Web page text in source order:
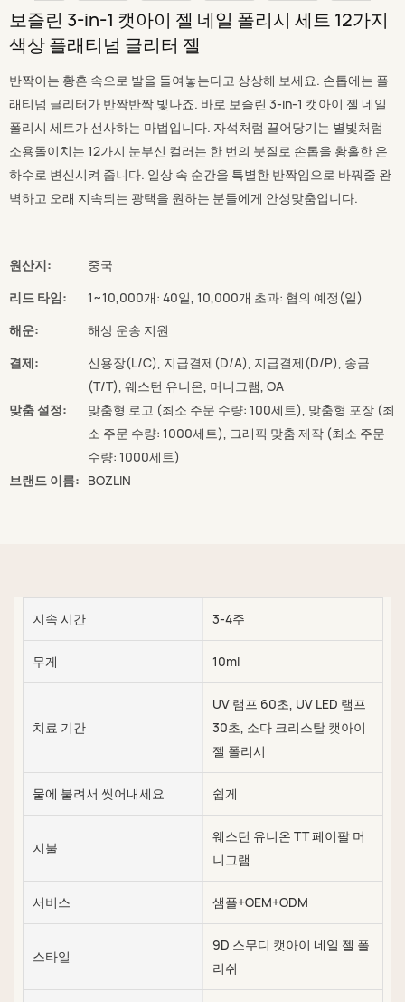
보즐린 3-in-1 캣아이 젤 네일 폴리시 세트 12가지
색상 플래티넘 글리터 젤
반짝이는 황혼 속으로 발을 들여놓는다고 상상해 보세요. 손톱에는 플
래티넘 글리터가 반짝반짝 빛나죠. 바로 보즐린 3-in-1 캣아이 젤 네일
폴리시 세트가 선사하는 마법입니다. 자석처럼 끌어당기는 별빛처럼
소용돌이치는 12가지 눈부신 컬러는 한 번의 붓질로 손톱을 황홀한 은
하수로 변신시켜 줍니다. 일상 속 순간을 특별한 반짝임으로 바꿔줄 완
벽하고 오래 지속되는 광택을 원하는 분들에게 안성맞춤입니다.
원산지:
중국
리드 타임:
1~10,000개: 40일, 10,000개 초과: 협의 예정(일)
해운:
해상 운송 지원
결제:
신용장(L/C), 지급결제(D/A), 지급결제(D/P), 송금
(T/T), 웨스턴 유니온, 머니그램, OA
맞춤 설정:
맞춤형 로고 (최소 주문 수량: 100세트), 맞춤형 포장 (최
소 주문 수량: 1000세트), 그래픽 맞춤 제작 (최소 주문
수량: 1000세트)
브랜드 이름: BOZLIN
지속 시간 3-4주
무게 10ml
치료 기간
UV 램프 60초, UV LED 램프
30초, 소다 크리스탈 캣아이
젤 폴리시
물에 불려서 씻어내세요 쉽게
지불
웨스턴 유니온 TT 페이팔 머
니그램
서비스 샘플+OEM+ODM
스타일
9D 스무디 캣아이 네일 젤 폴
리쉬